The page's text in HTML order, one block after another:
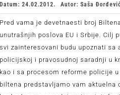
Datum: 24.02.2012. Autor: Saša
Pred vama je devetnaesti broj
unutrašnjih poslova EU i Srbije. Cilj
svi zainteresovani budu upoznati sa
policijskoj i pravosudnoj saradnji u
kao i sa procesom reforme policije
biltena predstavljamo vam aktuelna